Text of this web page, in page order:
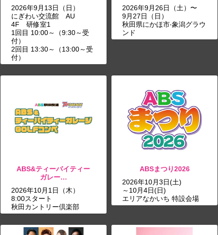
2026年9月13日（日）
にぎわい交流館 AU
4F 研修室1
1回目 10:00～（9:30～受
付）
2回目 13:30～（13:00～受
付）
2026年9月26日（土）〜
9月27日（日）
秋田県にかほ市‧象潟グラウ
ンド
ABS&ティーバイティー
ガレー…
2026年10月1日（木）
8:00スタート
秋田カントリー倶楽部
ABSまつり2026
2026年10月3日(土)
～10月4日(日)
エリアなかいち 特設会場